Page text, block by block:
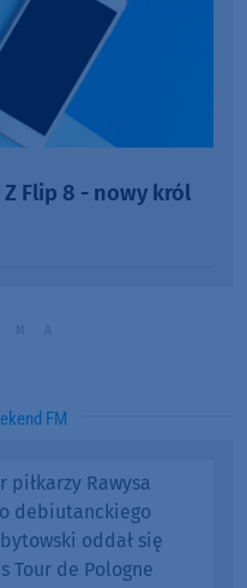
Flip 8 - nowy król
FM
piłkarzy Rawysa
debiutanckiego
oddał się
Tour de Pologne